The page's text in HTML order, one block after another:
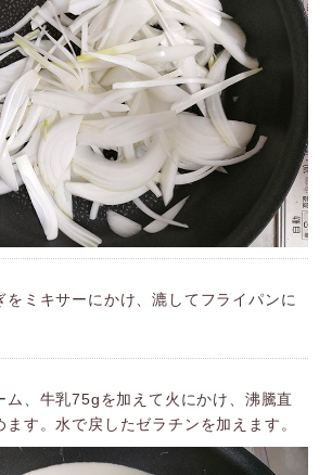
をミキサーにかけ、漉してフライパンに
、牛乳75gを加えて火にかけ、沸騰直
ます。水で戻したゼラチンを加えます。